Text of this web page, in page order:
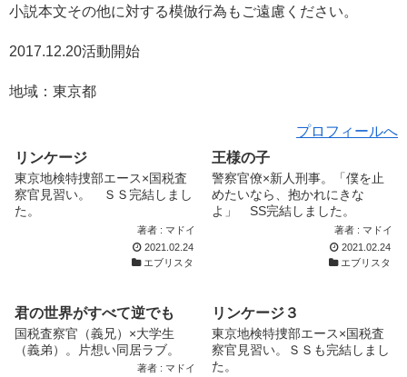
小説本文その他に対する模倣行為もご遠慮ください。
2017.12.20活動開始
地域：東京都
プロフィールへ
リンケージ
東京地検特捜部エース×国税査
察官見習い。 ＳＳ完結しまし
た。
著者 : マドイ
2021.02.24
エブリスタ
王様の子
警察官僚×新人刑事。「僕を止
めたいなら、抱かれにきな
よ」 SS完結しました。
著者 : マドイ
2021.02.24
エブリスタ
君の世界がすべて逆でも
国税査察官（義兄）×大学生
（義弟）。片想い同居ラブ。
著者 : マドイ
リンケージ３
東京地検特捜部エース×国税査
察官見習い。ＳＳも完結しまし
た。